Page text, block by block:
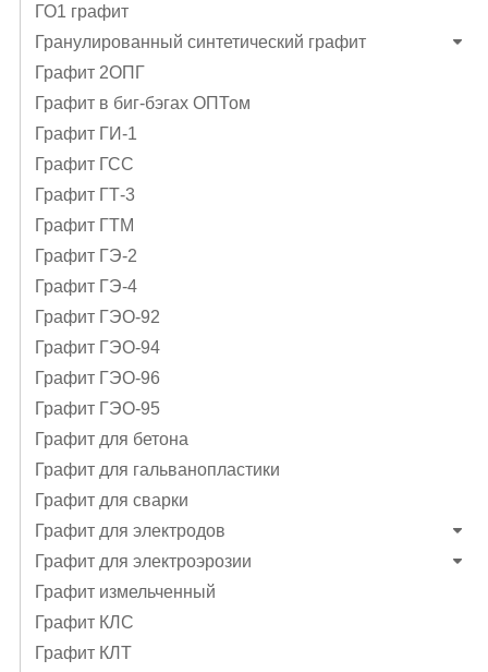
ГО1 графит
Гранулированный синтетический графит
Графит 2ОПГ
Графит в биг-бэгах ОПТом
Графит ГИ-1
Графит ГСС
Графит ГТ-3
Графит ГТМ
Графит ГЭ-2
Графит ГЭ-4
Графит ГЭO-92
Графит ГЭO-94
Графит ГЭO-96
Графит ГЭО-95
Графит для бетона
Графит для гальванопластики
Графит для сварки
Графит для электродов
Графит для электроэрозии
Графит измельченный
Графит КЛС
Графит КЛТ